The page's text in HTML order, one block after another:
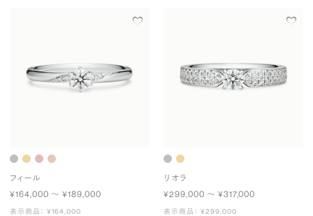
フィール
¥164,000 〜 ¥189,000
表示商品： ¥164,000
リオラ
¥299,000 〜 ¥317,000
表示商品： ¥299,000